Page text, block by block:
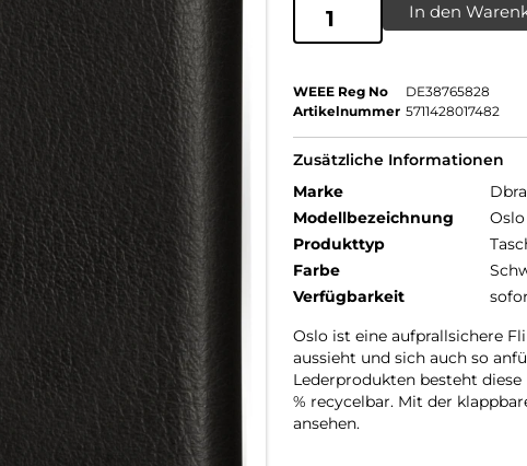
In den
WEEE Reg No
DE38765828
Artikelnummer 5711428017482
Zusätzliche Informationen
Marke
Modellbezeichnung
Oslo
Produkttyp
Farbe
Verfügbarkeit
Oslo ist eine aufprallsichere
aussieht und sich auch so
Lederprodukten besteht
% recycelbar. Mit der
ansehen.